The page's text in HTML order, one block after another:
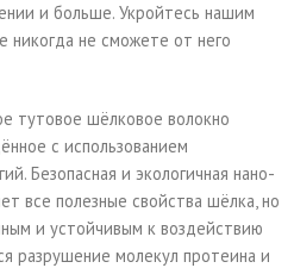
и больше. Укройтесь нашим
не сможете от него
тутовое шёлковое волокно
с использованием
Безопасная и экологичная нано-
все полезные свойства шёлка, но
и устойчивым к воздействию
разрушение молекул протеина и